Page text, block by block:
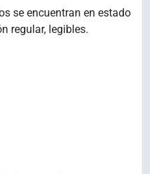
se encuentran en estado
regular, legibles.